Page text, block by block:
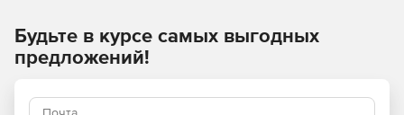
финансируемых из бюджета или с его участием, а также
из приравненных к бюджетным источникам фондов.
Расчетные индексы применяются инвесторами и
Будьте в курсе самых выгодных
предложений!